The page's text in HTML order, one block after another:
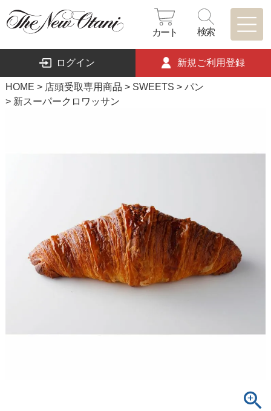
カート 検索
ログイン 新規ご利用登録
HOME 店頭受取専用商品 SWEETS
パン
新スーパークロワッサン